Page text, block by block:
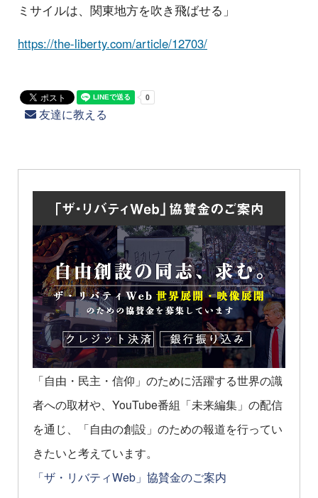
ミサイルは、関東地方を吹き飛ばせる」
https://the-liberty.com/article/12703/
友達に教える
「自由・民主・信仰」のために活躍する世界の識
者への取材や、YouTube番組「未来編集」の配信
を通じ、「自由の創設」のための報道を行ってい
きたいと考えています。
「ザ・リバティWeb」協賛金のご案内